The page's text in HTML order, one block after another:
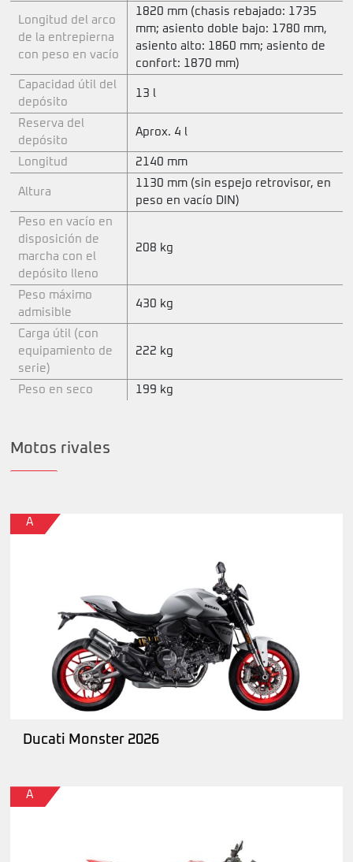
Longitud del arco
de la entrepierna
con peso en vacío
1820 mm (chasis rebajado: 1735
mm; asiento doble bajo: 1780 mm,
asiento alto: 1860 mm; asiento de
confort: 1870 mm)
Capacidad útil del
depósito
13 l
Reserva del
depósito
Aprox. 4 l
Longitud 2140 mm
Altura
1130 mm (sin espejo retrovisor, en
peso en vacío DIN)
Peso en vacío en
disposición de
marcha con el
depósito lleno
208 kg
Peso máximo
admisible
430 kg
Carga útil (con
equipamiento de
serie)
222 kg
Peso en seco 199 kg
Motos rivales
A
Ducati Monster 2026
A